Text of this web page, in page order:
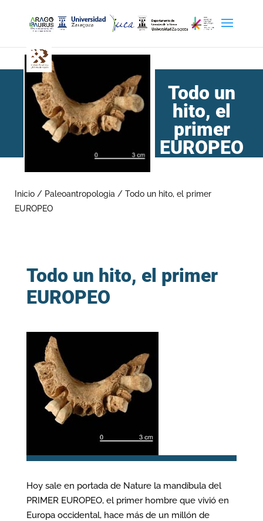
Todo un
hito, el
primer
EUROPEO
Inicio / Paleoantropologia / Todo un hito, el primer
EUROPEO
Todo un hito, el primer
EUROPEO
Hoy sale en portada de Nature la mandíbula del
PRIMER EUROPEO, el primer hombre que vivió en
Europa occidental, hace más de un millón de